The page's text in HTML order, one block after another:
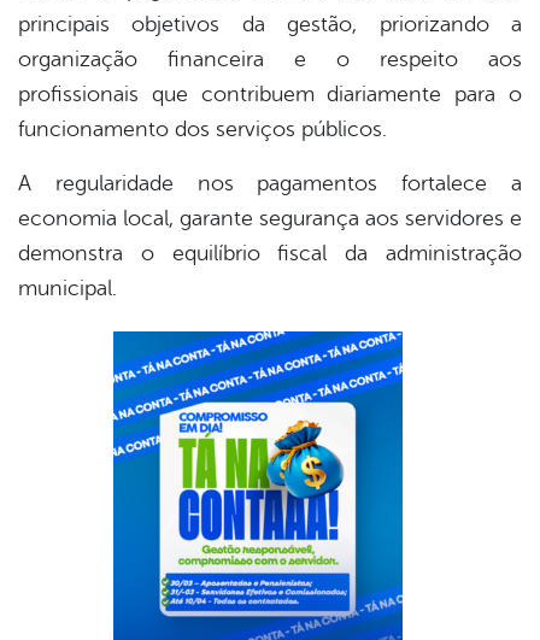
principais objetivos da gestão, priorizando a
organização financeira e o respeito aos
profissionais que contribuem diariamente para o
funcionamento dos serviços públicos.
A regularidade nos pagamentos fortalece a
economia local, garante segurança aos servidores e
demonstra o equilíbrio fiscal da administração
municipal.